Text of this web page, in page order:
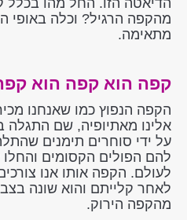
הדיאטה הזו. החל מהו בכלל
מהקפה הרגיל? וכלה באופי
מתאימה.
קפה הוא קפה הוא
הקפה הנפוץ כמו שאנחנו
אלינו מאתיופיה, שם התגלה
על ידי סוחרים תימנים
להם הפולים הקסומים
לעולם. הקפה אותו אנו
לאחר קלייתם והוא שונה
מהקפה הירוק.